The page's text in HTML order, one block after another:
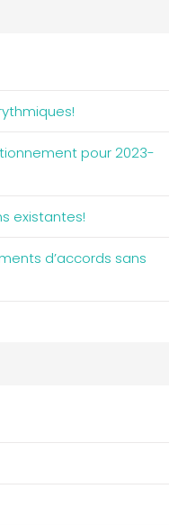
pour 2023-
existantes!
d’accords sans